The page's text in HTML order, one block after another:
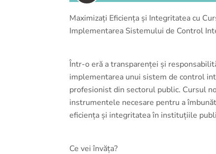
Maximizați Eficiența și Integritatea cu
Implementarea Sistemului de Control
Într-o eră a transparenței și
implementarea unui sistem de control
profesionist din sectorul public. Cursul
instrumentele necesare pentru a
eficiența și integritatea în instituțiile
Ce vei învăța?